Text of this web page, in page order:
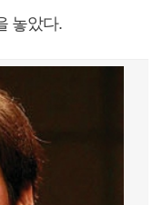
놓았다.